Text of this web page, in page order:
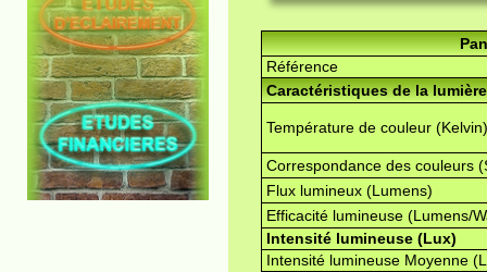
Référence
Caractéristiques de la lumière
Température de couleur (Kelvin)
Correspondance des couleurs
Flux lumineux (Lumens)
Efficacité lumineuse (Lumens/
Intensité lumineuse (Lux)
Intensité lumineuse Moyenne